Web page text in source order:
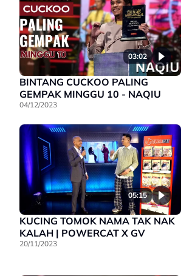
03:02
BINTANG CUCKOO PALING
GEMPAK MINGGU 10 - NAQIU
04/12/2023
05:15
KUCING TOMOK NAMA TAK NAK
KALAH | POWERCAT X GV
20/11/2023